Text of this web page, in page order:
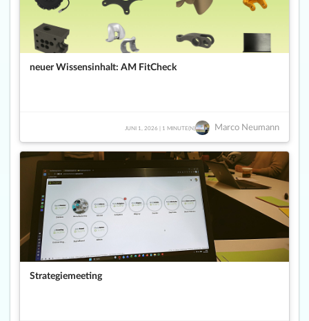
neuer Wissensinhalt: AM FitCheck
Marco Neumann
JUNI 1, 2026 | 1 MINUTE(N)
Strategiemeeting